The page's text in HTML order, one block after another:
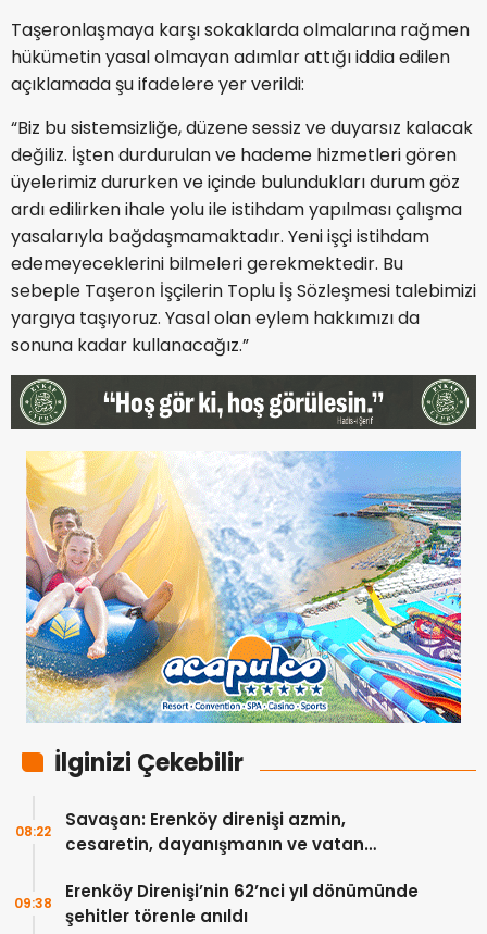
Taşeronlaşmaya karşı sokaklarda olmalarına rağmen
hükümetin yasal olmayan adımlar attığı iddia edilen
açıklamada şu ifadelere yer verildi:
“Biz bu sistemsizliğe, düzene sessiz ve duyarsız kalacak
değiliz. İşten durdurulan ve hademe hizmetleri gören
üyelerimiz dururken ve içinde bulundukları durum göz
ardı edilirken ihale yolu ile istihdam yapılması çalışma
yasalarıyla bağdaşmamaktadır. Yeni işçi istihdam
edemeyeceklerini bilmeleri gerekmektedir. Bu
sebeple Taşeron İşçilerin Toplu İş Sözleşmesi talebimizi
yargıya taşıyoruz. Yasal olan eylem hakkımızı da
sonuna kadar kullanacağız.”
İlginizi Çekebilir
Savaşan: Erenköy direnişi azmin,
cesaretin, dayanışmanın ve vatan
08:22
Erenköy Direnişi’nin 62’nci yıl dönümünde
şehitler törenle anıldı
09:38